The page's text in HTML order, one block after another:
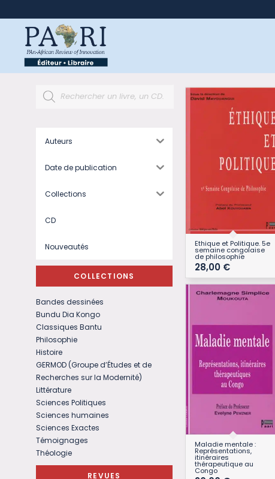
Ethique et Politique. 5e
semaine congolaise
de philosophie
28,00 €
Maladie mentale :
Représentations,
itinéraires
thérapeutique au
Congo
Auteurs
Date de publication
Collections
CD
Nouveautés
COLLECTIONS
Bandes dessinées
Bundu Dia Kongo
Classiques Bantu
Philosophie
Histoire
GERMOD (Groupe d’Études et de
Recherches sur la Modernité)
Littérature
Sciences Politiques
Sciences humaines
Sciences Exactes
Témoignages
Théologie
REVUES